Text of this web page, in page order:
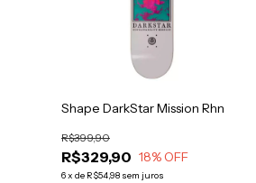
Shape DarkStar Mission Rhn
R$329,90
R$399,90
18% OFF
6x de R$54,98 sem juros